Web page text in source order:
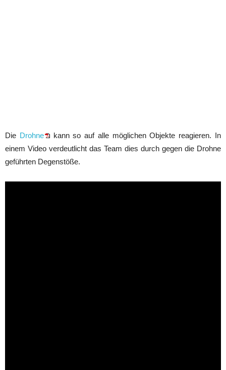
Die Drohne
kann so auf alle möglichen Objekte reagieren. In
einem Video verdeutlicht das Team dies durch gegen die Drohne
geführten Degenstöße.